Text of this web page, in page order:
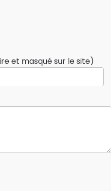
et masqué sur le site)